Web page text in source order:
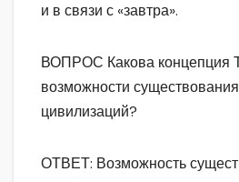
и в связи с «завтра».
ВОПРОС Какова концепция
возможности
цивилизаций?
ОТВЕТ: Возможность